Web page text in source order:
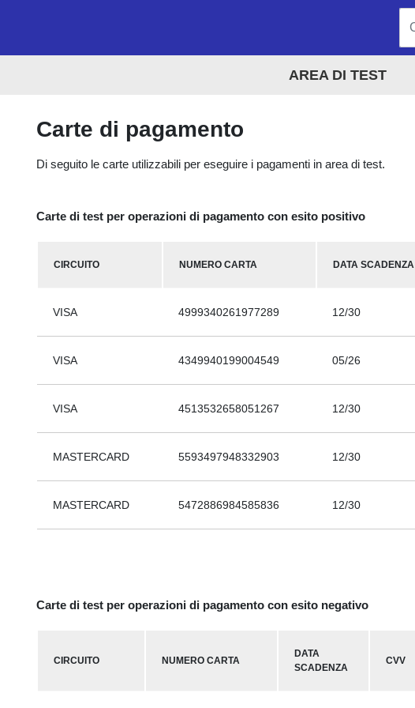
AREA DI TEST
Carte di pagamento
Di seguito le carte utilizzabili per eseguire i pagamenti in area di test.
Carte di test per operazioni di pagamento con esito positivo
CIRCUITO NUMERO CARTA DATA SCADENZA
VISA 4999340261977289 12/30
VISA 4349940199004549 05/26
VISA 4513532658051267 12/30
MASTERCARD 5593497948332903 12/30
MASTERCARD 5472886984585836 12/30
Carte di test per operazioni di pagamento con esito negativo
CIRCUITO NUMERO CARTA
DATA
SCADENZA
CVV